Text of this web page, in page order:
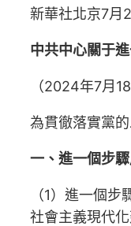
新華社北京7月
中共中心關于
（2024年7月
為貫徹落實黨
一、進一個步
（1）進一個
社會主義現代